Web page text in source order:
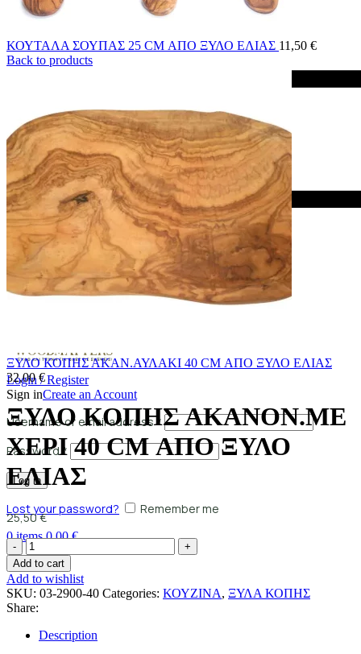
Menu
Login / Register
Sign inCreate an Account
Username or email address*
Password *
Log in
Lost your password? Remember me
0items 0,00€
ΚΟΥΤΑΛΑ ΣΟΥΠΑΣ 25 CM ΑΠΟ ΞΥΛΟ ΕΛΙΑΣ 11,50 €
Back to products
ΞΥΛΟ ΚΟΠΗΣ ΑΚΑΝ.ΑΥΛΑΚΙ 40 CM ΑΠΟ ΞΥΛΟ ΕΛΙΑΣ
32,00€
ΞΥΛΟ ΚΟΠΗΣ ΑΚΑΝΟΝ.ΜΕ
ΧΕΡΙ 40 CM ΑΠΟ ΞΥΛΟ
ΕΛΙΑΣ
25,50€
Add to cart
Add to wishlist
SKU: 03-2900-40 Categories: ΚΟΥΖΙΝΑ, ΞΥΛΑ ΚΟΠΗΣ
Share:
Description